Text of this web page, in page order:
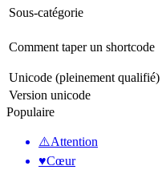
Sous-catégorie
Comment taper un shortcode
Unicode (pleinement qualifié)
Version unicode
Populaire
⚠️Attention
♥️Cœur